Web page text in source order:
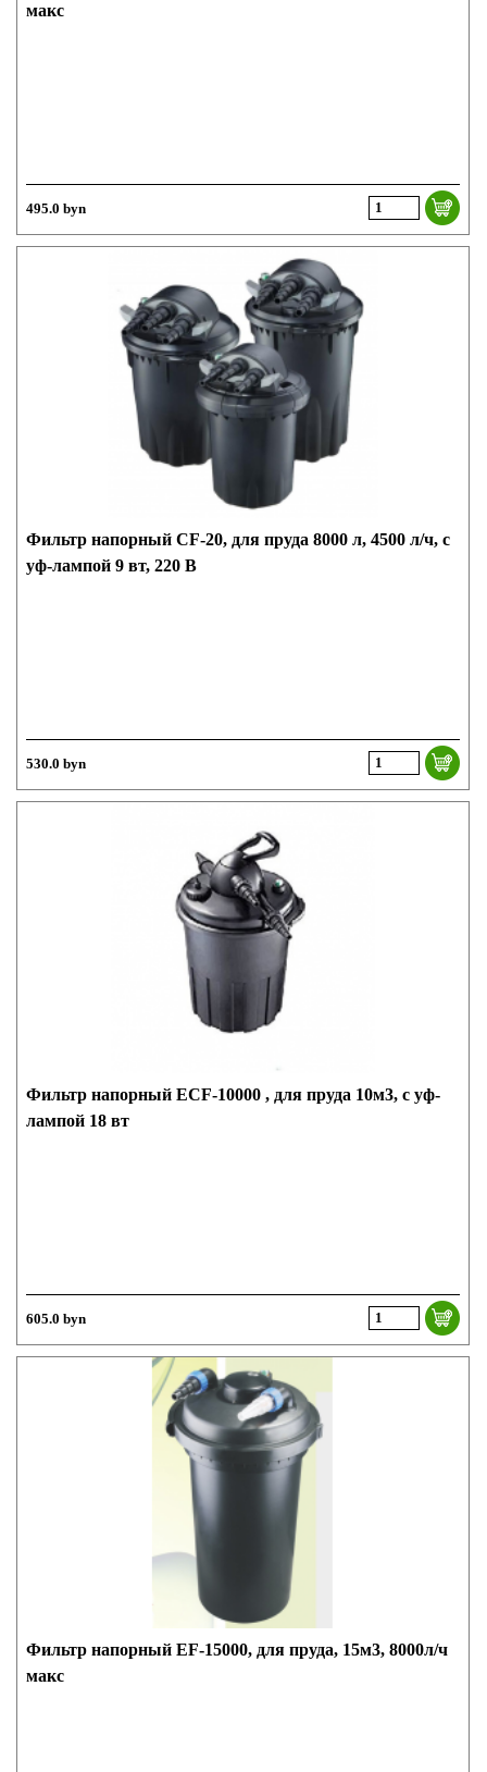
макс
495.0 byn
Фильтр напорный CF-20, для пруда 8000 л, 4500 л/ч, с
уф-лампой 9 вт, 220 В
530.0 byn
Фильтр напорный ECF-10000 , для пруда 10м3, с уф-
лампой 18 вт
605.0 byn
Фильтр напорный EF-15000, для пруда, 15м3, 8000л/ч
макс